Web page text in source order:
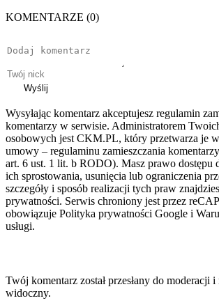
KOMENTARZE (0)
Wyślij
Wysyłając komentarz akceptujesz regulamin
komentarzy w serwisie. Administratorem
osobowych jest CKM.PL, który przetwarza je
umowy – regulaminu zamieszczania
art. 6 ust. 1 lit. b RODO). Masz prawo dostępu
ich sprostowania, usunięcia lub ograniczenia
szczegóły i sposób realizacji tych praw
prywatności. Serwis chroniony jest przez
obowiązuje Polityka prywatności Google i
usługi.
Twój komentarz został przesłany do moderacji i
widoczny.